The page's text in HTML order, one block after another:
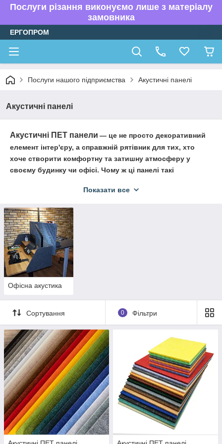
Послуги різання виконуємо лише з матеріалу
замовника
ЕРГОПРОМ
Послуги нашого підприємства Акустичні панелі
Акустичні панелі
Акустичні ПЕТ панели — це не просто декоративний
елемент інтер'єру, а справжній рятівник для тих, хто
хоче створити комфортну та затишну атмосферу у
своєму будинку чи офісі. Чому ж ці панелі такі
усе, що потрібно знати про акустичних панелях із ПЕТ і
З чого роблять?
Акустичні панелі виготовляються з перероблених
пластикових пляшок.Це екологічно дружній
матеріал, який допомагає знизити забруднення
довкілля. ПЕТ — це поліетилентерефталат,
синтетичний матеріал, який широко використовується у
виробництві пластикових пляшок, одягу та інших
Показати все
Офісна акустика
Сортування 0 Фільтри